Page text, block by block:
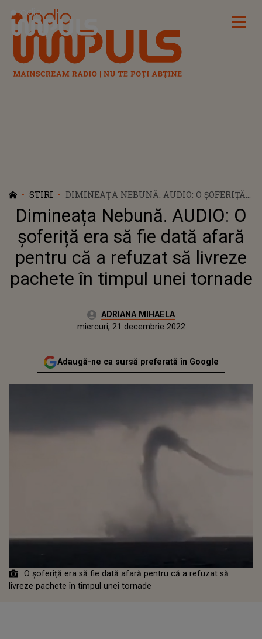
Radio Impuls
STIRI
DIMINEAȚA NEBUNĂ. AUDIO: O ȘOFERIȚĂ
ERA SĂ FIE DATĂ AFARĂ PENTRU CĂ A
REFUZAT SĂ LIVREZE PACHETE ÎN TIMPUL
UNEI TORNADE
Dimineața Nebună. AUDIO: O
șoferiță era să fie dată afară
pentru că a refuzat să livreze
pachete în timpul unei tornade
Autor:ADRIANA MIHAELA
marți, 21 decembrie 2021
Actualizat:
miercuri, 21 decembrie 2022
Adaugă-ne ca sursă preferată în Google
O șoferiță era să fie dată afară pentru că a refuzat să
livreze pachete în timpul unei tornade